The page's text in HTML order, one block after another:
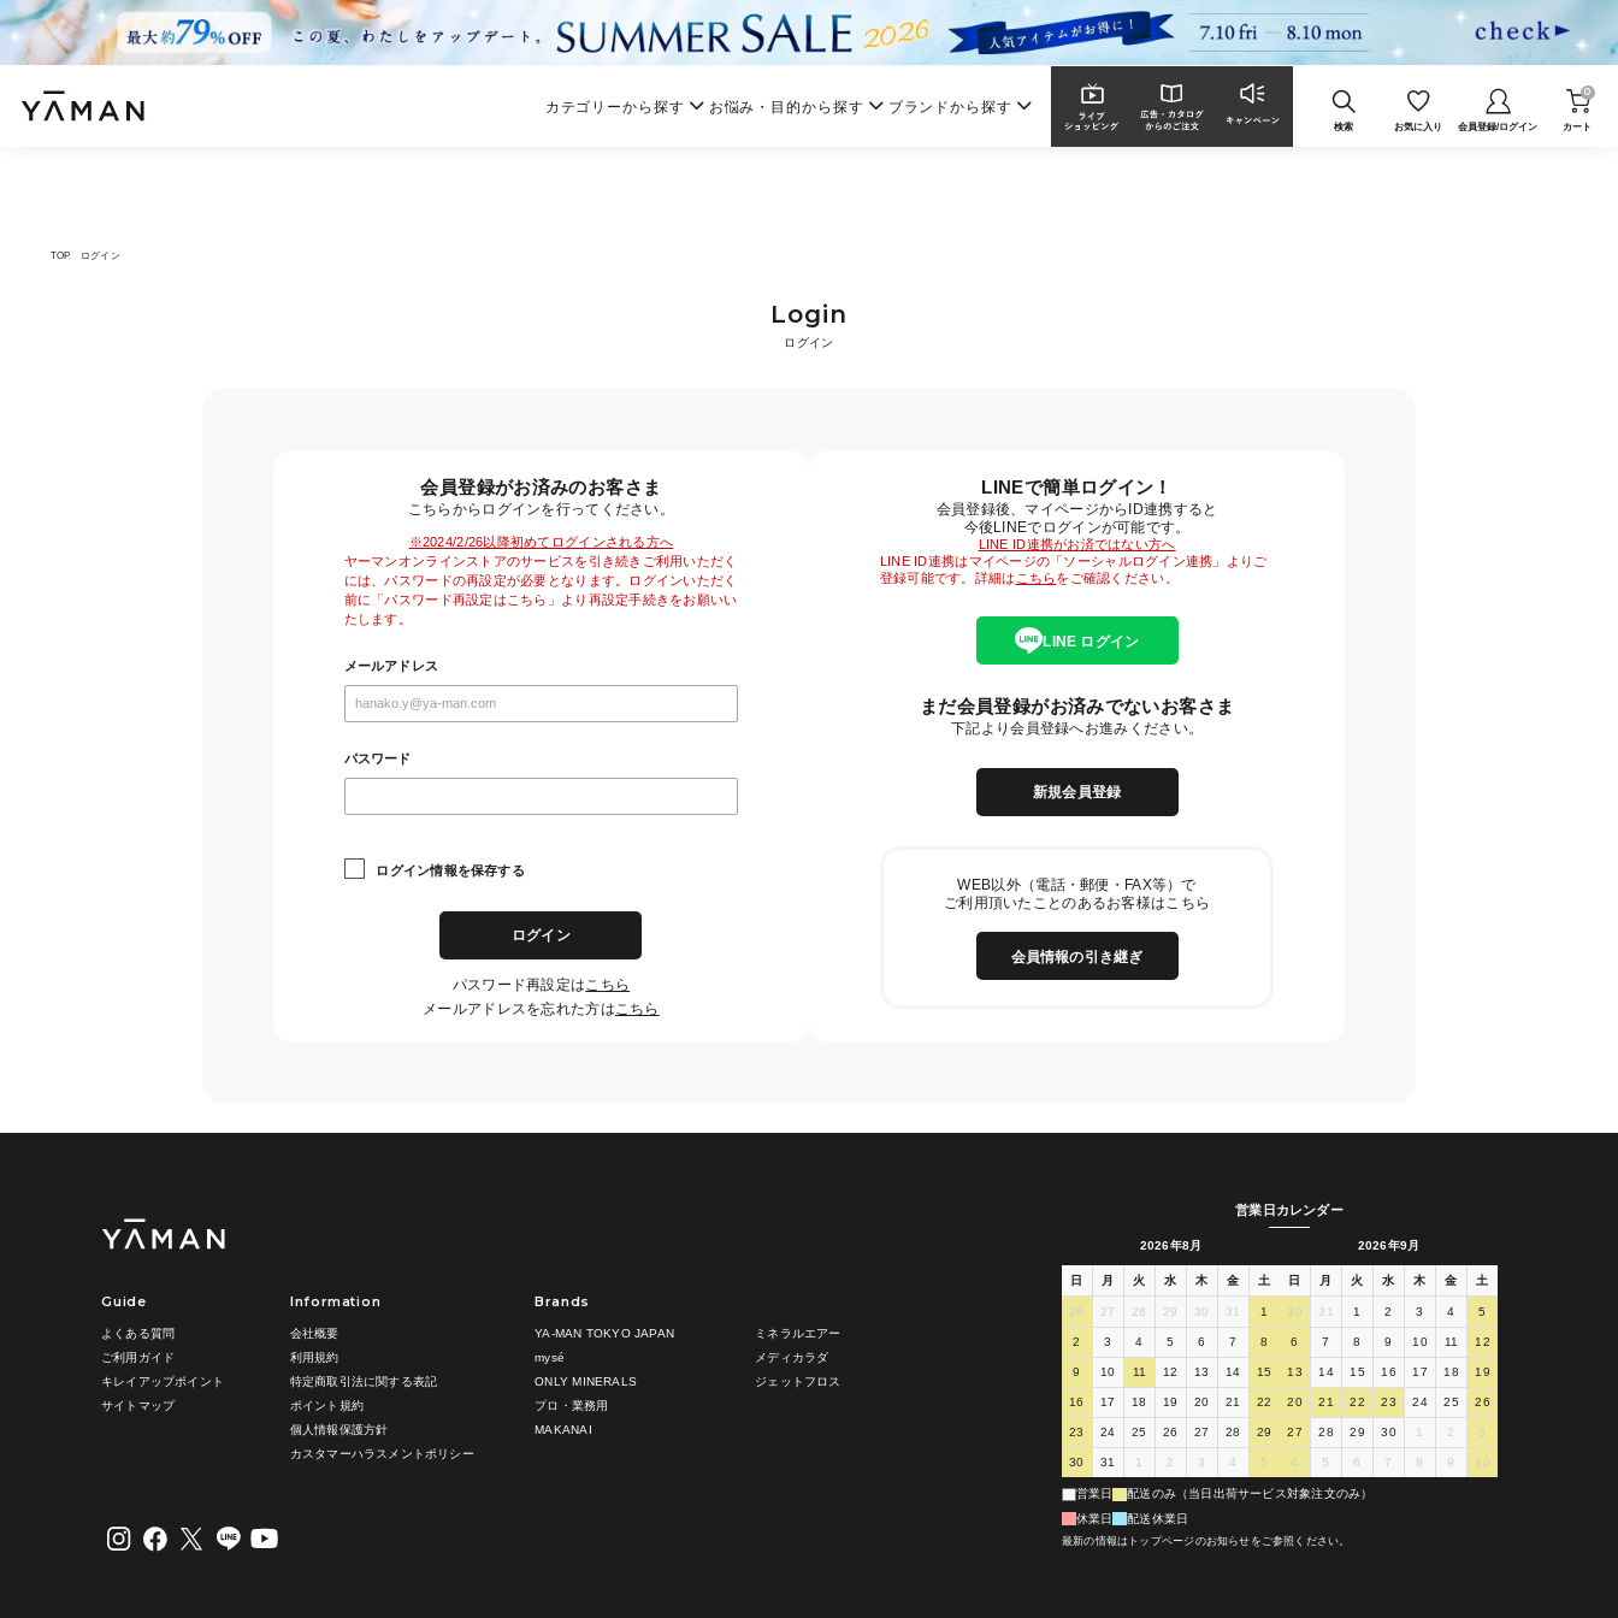
カテゴリーから探す お悩み・目的から探す ブランドから探す
検索 お気に入り 会員登録/ログイン カート
0
TOP ログイン
Login
ログイン
会員登録がお済みのお客さま
こちらからログインを行ってください。
※2024/2/26以降初めてログインされる方へ
ヤーマンオンラインストアのサービスを引き続きご利用いただく
には、パスワードの再設定が必要となります。ログインいただく
前に「パスワード再設定はこちら」より再設定手続きをお願いい
たします。
メールアドレス
パスワード
ログイン情報を保存する
ログイン
パスワード再設定は こちら
メールアドレスを忘れた方は こちら
LINEで簡単ログイン！
会員登録後、マイページからID連携すると
今後LINEでログインが可能です。
LINE ID連携がお済ではない方へ
LINE ID連携はマイページの「ソーシャルログイン連携」よりご
登録可能です。詳細は こちらをご確認ください。
LINE ログイン
まだ会員登録がお済みでないお客さま
下記より会員登録へお進みください。
新規会員登録
WEB以外（電話・郵便・FAX等）で
ご利用頂いたことのあるお客様はこちら
会員情報の引き継ぎ
Guide
よくある質問
ご利用ガイド
キレイアップポイント
サイトマップ
Information
会社概要
利用規約
特定商取引法に関する表記
ポイント規約
個人情報保護方針
カスタマーハラスメントポリシー
Brands
YA-MAN TOKYO JAPAN
mysé
ONLY MINERALS
プロ・業務用
MAKANAI
ミネラルエアー
メディカラダ
ジェットフロス
営業日カレンダー
2026年8月
日 月 火 水 木 金 土
26 27 28 29 30 31 1
2 3 4 5 6 7 8
9 10 11 12 13 14 15
16 17 18 19 20 21 22
23 24 25 26 27 28 29
30 31 1 2 3 4 5
2026年9月
日 月 火 水 木 金 土
30 31 1 2 3 4 5
6 7 8 9 10 11 12
13 14 15 16 17 18 19
20 21 22 23 24 25 26
27 28 29 30 1 2 3
4 5 6 7 8 9 10
営業日
配送のみ（当日出荷サービス対象注文のみ）
休業日
配送休業日
最新の情報はトップページのお知らせをご参照ください。